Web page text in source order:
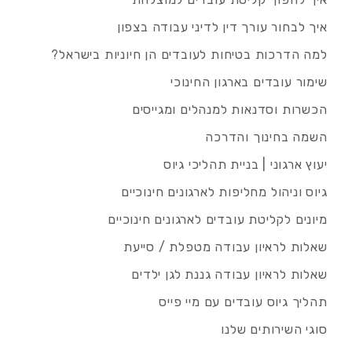
איך לבחור עורך דין לדיני עבודה בצפון
למה הדרכות בטיחות לעובדים הן חיוניות בישראל?
שימור עובדים בארגון החינוכי
הכשרות וסדנאות למנהלים ומגייסים
השמה בחינוך והדרכה
יעוץ ארגוני | בניית תהליכי גיוס
גיוס וניהול מחליפות לארגונים חינוכיים
מיונים לקליטת עובדים לארגונים חינוכיים
שאלות לראיון עבודה מטפלת / סייעת
שאלות לראיון עבודה גננת לגן ילדים
תהליך גיוס עובדים עם מיי פייס
סוגי השירותים שלנו